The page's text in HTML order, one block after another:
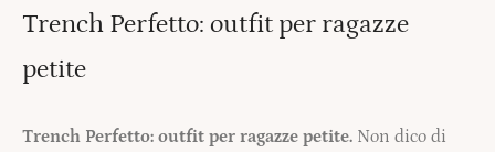
Trench Perfetto: outfit per ragazze
petite
Trench Perfetto: outfit per ragazze petite. Non dico di